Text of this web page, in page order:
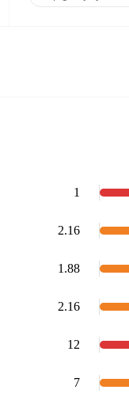
1
2.16
1.88
2.16
12
7